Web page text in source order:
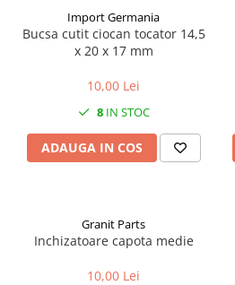
Import Germania
Bucsa cutit ciocan tocator 14,5
x 20 x 17 mm
10,00 Lei
8IN STOC
ADAUGA IN COS
Granit Parts
Inchizatoare capota medie
10,00 Lei